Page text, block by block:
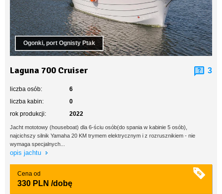
Ogonki, port Ognisty Ptak
Laguna 700 Cruiser 3
liczba osób:
6
liczba kabin:
0
rok produkcji:
2022
Jacht mototowy (houseboat) dla 6-ściu osób(do spania w kabinie 5 osób),
najcichszy silnik Yamaha 20 KM trymem elektrycznym i z rozrusznikiem - nie
wymaga specjalnych...
opis jachtu
Cena od
330 PLN /dobę